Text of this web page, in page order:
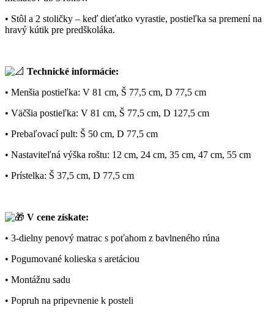
• Stôl a 2 stoličky – keď dieťatko vyrastie, postieľka sa premení na
hravý kútik pre predškoláka.
Technické informácie:
• Menšia postieľka: V 81 cm, Š 77,5 cm, D 77,5 cm
• Väčšia postieľka: V 81 cm, Š 77,5 cm, D 127,5 cm
• Prebaľovací pult: Š 50 cm, D 77,5 cm
• Nastaviteľná výška roštu: 12 cm, 24 cm, 35 cm, 47 cm, 55 cm
• Prístelka: Š 37,5 cm, D 77,5 cm
V cene získate:
• 3-dielny penový matrac s poťahom z bavlneného rúna
• Pogumované kolieska s aretáciou
• Montážnu sadu
• Popruh na pripevnenie k posteli